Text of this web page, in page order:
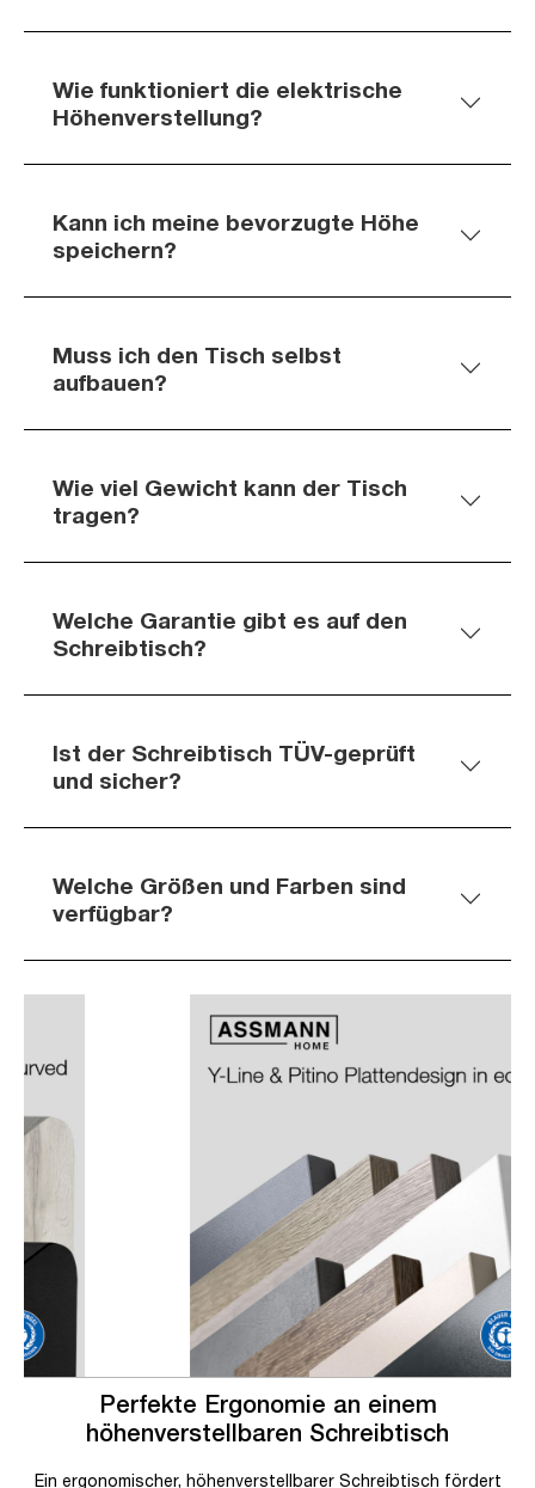
Wie funktioniert die elektrische
Höhenverstellung?
Kann ich meine bevorzugte Höhe
speichern?
Muss ich den Tisch selbst
aufbauen?
Wie viel Gewicht kann der Tisch
tragen?
Welche Garantie gibt es auf den
Schreibtisch?
Ist der Schreibtisch TÜV-geprüft
und sicher?
Welche Größen und Farben sind
verfügbar?
Perfekte Ergonomie an einem
höhenverstellbaren Schreibtisch
Ein ergonomischer, höhenverstellbarer Schreibtisch fördert